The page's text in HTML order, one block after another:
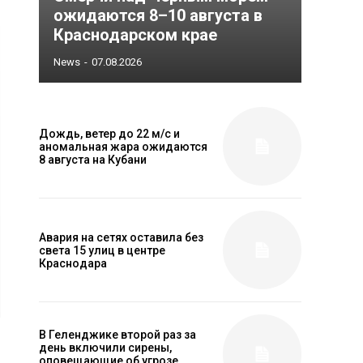
ожидаются 8–10 августа в
Краснодарском крае
News - 07.08.2026
Дождь, ветер до 22 м/с и
аномальная жара ожидаются
8 августа на Кубани
Авария на сетях оставила без
света 15 улиц в центре
Краснодара
В Геленджике второй раз за
день включили сирены,